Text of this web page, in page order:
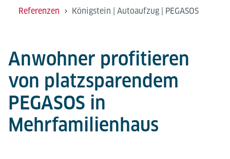
Referenzen
Königstein | Autoaufzug | PEGASOS
Anwohner profitieren
von platzsparendem
PEGASOS in
Mehrfamilienhaus